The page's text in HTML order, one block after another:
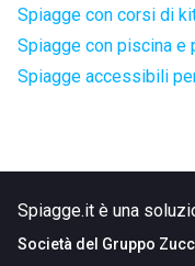
Spiagge con corsi di
Spiagge con piscina e
Spiagge accessibili
Spiagge.it è una
Società del Gruppo